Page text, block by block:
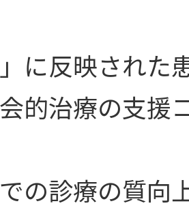
に反映された
的治療の支援
の診療の質向